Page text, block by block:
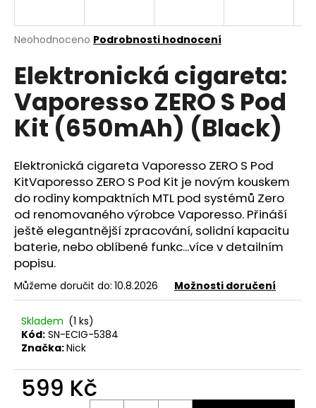
Průměrné
produktu
je
0,0
z
5
hvězdiček.
Neohodnoceno Podrobnosti hodnocení
Elektronická cigareta:
Vaporesso ZERO S Pod
Kit (650mAh) (Black)
Elektronická cigareta Vaporesso ZERO S Pod
KitVaporesso ZERO S Pod Kit je novým kouskem
do rodiny kompaktních MTL pod systémů Zero
od renomovaného výrobce Vaporesso. Přináší
ještě elegantnější zpracování, solidní kapacitu
baterie, nebo oblíbené funkc...více v detailním
popisu.
Můžeme doručit do: 10.8.2026 Možnosti doručení
Skladem (1 ks)
Kód: SN-ECIG-5384
Značka:Nick
599 Kč
j
t
?
HLEDAT
D
o
p
o
r
u
č
u
e
m